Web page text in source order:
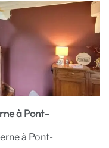
à Pont-
à Pont-